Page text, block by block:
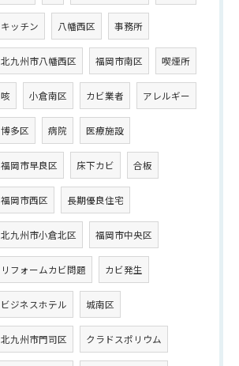
キッチン 八幡西区 事務所
北九州市八幡西区 福岡市南区 喫煙所
咳 小倉南区 カビ業者 アレルギー
博多区 病院 医療施設
福岡市早良区 床下カビ 合板
福岡市西区 長期優良住宅
北九州市小倉北区 福岡市中央区
リフォームカビ問題 カビ発生
ビジネスホテル 城南区
北九州市門司区 クラドスポリウム